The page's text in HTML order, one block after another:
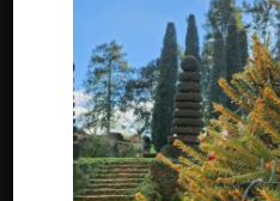
Dordogne – Périgord
Téléphone : 05.53.28.99.71
Email : contact@eyrignac.com
ESPACE PRESSE